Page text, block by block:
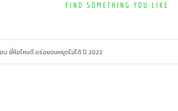
บ ยี่ห้อไหนดี อร่อยจนหยุดไม่ได้ ปี 2022